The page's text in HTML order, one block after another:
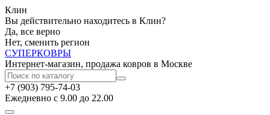
Клин
Вы действительно находитесь в Клин?
Да, все верно
Нет, сменить регион
СУПЕРКОВРЫ
Интернет-магазин, продажа ковров в Москве
+7 (903) 795-74-03
Ежедневно с 9.00 до 22.00